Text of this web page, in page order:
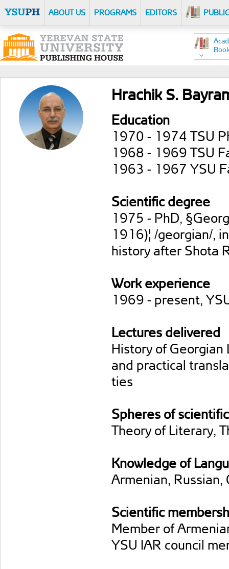
ABOUT US PROGRAMS EDITORS
Hrachik S.
Education
1970 - 1974 TSU
1968 - 1969 TSU
1963 - 1967 YSU
Scientific degree
1975 - PhD,
1916)¦ /georgian/,
history after Shota
Work experience
1969 - present,
Lectures delivered
History of
and practical
ties
Spheres of
Theory of Literary,
Knowledge of
Armenian, Russian,
Scientific
Member of
YSU IAR council